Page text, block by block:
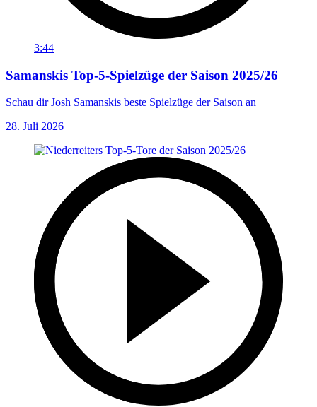
3:44
Samanskis Top-5-Spielzüge der Saison 2025/26
Schau dir Josh Samanskis beste Spielzüge der Saison an
28. Juli 2026